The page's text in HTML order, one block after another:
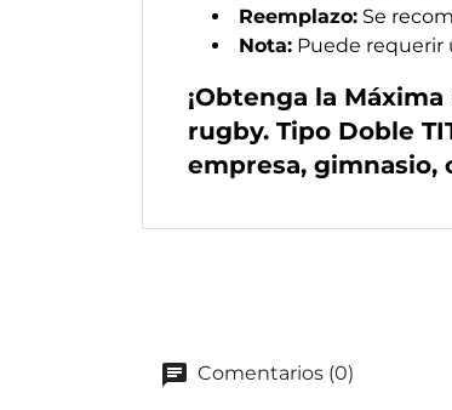
Reemplazo: Se
Nota: Puede requerir
¡Obtenga la
rugby. Tipo Doble
empresa, gimnasio,
Comentarios (0)